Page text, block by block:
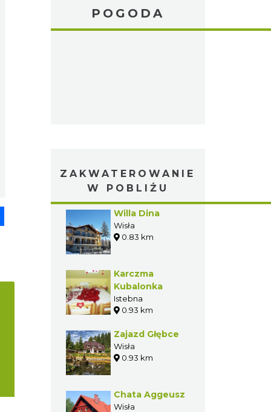
POGODA
ZAKWATEROWANIE
W POBLIŻU
Willa Dina
Wisła
0.83 km
Karczma
Kubalonka
Istebna
0.93 km
Zajazd Głębce
Wisła
0.93 km
Chata Aggeusz
Wisła